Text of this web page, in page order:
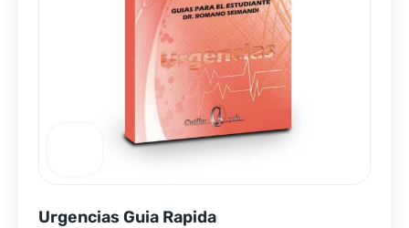
Urgencias Guia Rapida